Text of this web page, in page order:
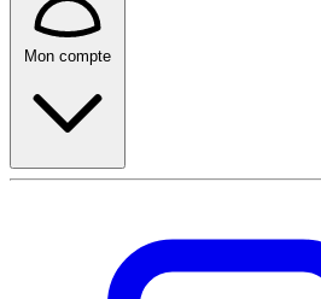
Mon compte